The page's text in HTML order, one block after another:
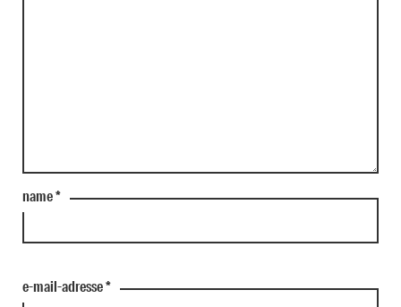
name*
e-mail-adresse*